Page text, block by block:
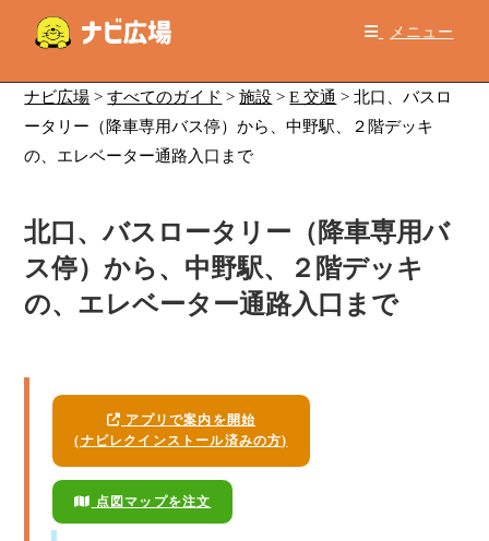
メニュー
ナビ広場 >すべてのガイド >施設 >E 交通 >北口、バスロ
ータリー（降車専用バス停）から、中野駅、２階デッキ
の、エレベーター通路入口まで
北口、バスロータリー（降車専用バ
ス停）から、中野駅、２階デッキ
の、エレベーター通路入口まで
アプリで案内を開始
(ナビレクインストール済みの方)
点図マップを注文